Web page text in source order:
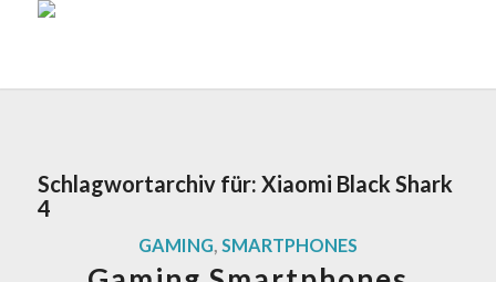
Schlagwortarchiv für: Xiaomi Black Shark
4
GAMING, SMARTPHONES